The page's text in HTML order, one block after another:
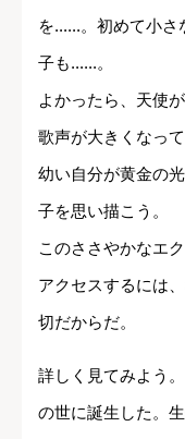
を......。初めて小
子も......。
よかったら、天使
歌声が大きくなっ
幼い自分が黄金の
子を思い描こう。
このささやかなエ
アクセスするには
切だからだ。
詳しく見てみよう
の世に誕生した。